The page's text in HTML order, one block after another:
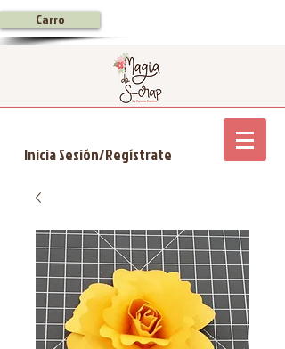
Carro
Inicia Sesión/Regístrate